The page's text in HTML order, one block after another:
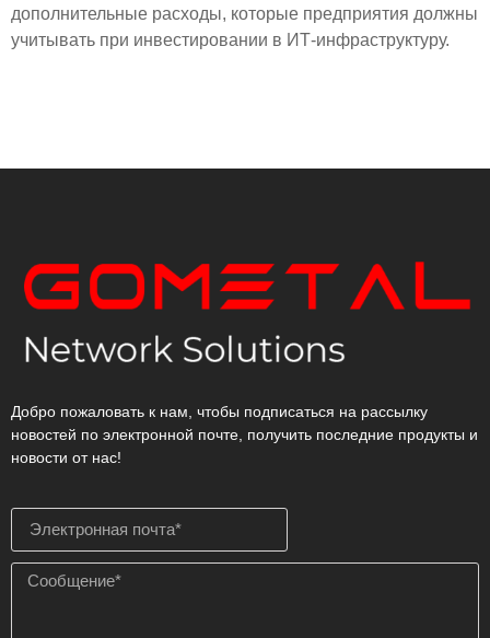
дополнительные расходы, которые предприятия должны
учитывать при инвестировании в ИТ-инфраструктуру.
Добро пожаловать к нам, чтобы подписаться на рассылку
новостей по электронной почте, получить последние продукты и
новости от нас!